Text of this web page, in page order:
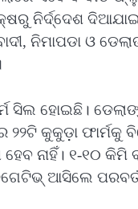
ନିର୍ଦ୍ଦେଶ
ନିମାପଡା ଓ
ସିଲ ହୋଇଛି।
୨୨ଟି କୁକୁଡ଼ା
ନାହିଁ। ୧-୧୦ କିମି
ଆସିଲେ